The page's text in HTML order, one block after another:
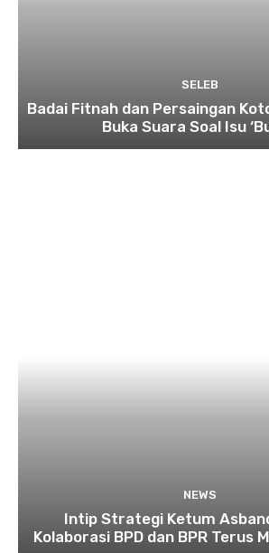
SELEB
Badai Fitnah dan Persaingan
Buka Suara Soal Isu
NEWS
Intip Strategi Ketum
Kolaborasi BPD dan BPR Terus